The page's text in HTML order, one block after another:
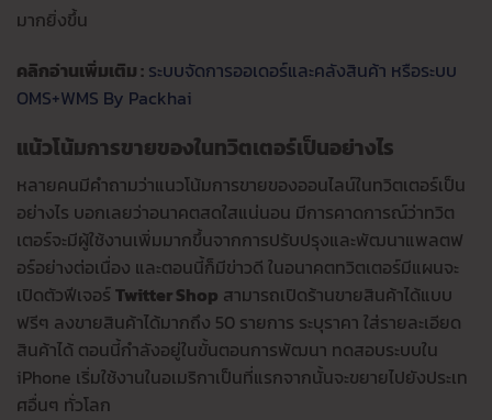
มากยิ่งขึ้น
คลิกอ่านเพิ่มเติม : ระบบจัดการออเดอร์และคลังสินค้า หรือระบบ
OMS+WMS By Packhai
แน้วโน้มการขายของในทวิตเตอร์เป็นอย่างไร
หลายคนมีคำถามว่าแนวโน้มการขายของออนไลน์ในทวิตเตอร์เป็น
อย่างไร บอกเลยว่าอนาคตสดใสแน่นอน มีการคาดการณ์ว่าทวิต
เตอร์จะมีผู้ใช้งานเพิ่มมากขึ้นจากการปรับปรุงและพัฒนาแพลตฟ
อร์อย่างต่อเนื่อง และตอนนี้ก็มีข่าวดี ในอนาคตทวิตเตอร์มีแผนจะ
เปิดตัวฟีเจอร์Twitter Shop สามารถเปิดร้านขายสินค้าได้แบบ
ฟรีๆ ลงขายสินค้าได้มากถึง 50 รายการ ระบุราคา ใส่รายละเอียด
สินค้าได้ ตอนนี้กำลังอยู่ในขั้นตอนการพัฒนา ทดสอบระบบใน
iPhone เริ่มใช้งานในอเมริกาเป็นที่แรกจากนั้นจะขยายไปยังประเท
ศอื่นๆ ทั่วโลก